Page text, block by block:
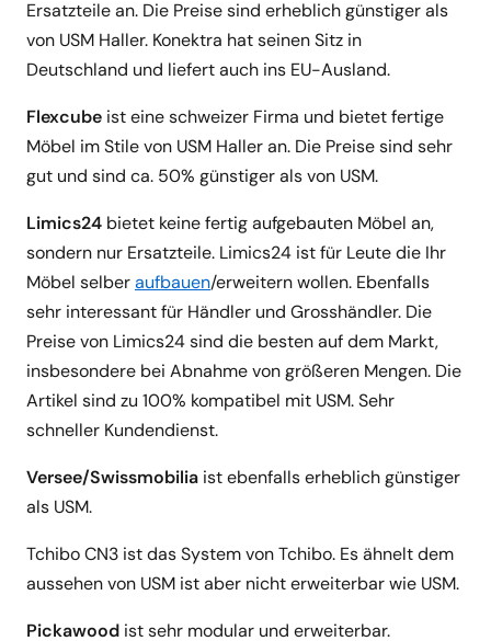
Ersatzteile an. Die Preise sind erheblich günstiger als
von USM Haller. Konektra hat seinen Sitz in
Deutschland und liefert auch ins EU-Ausland.
Flexcube ist eine schweizer Firma und bietet fertige
Möbel im Stile von USM Haller an. Die Preise sind sehr
gut und sind ca. 50% günstiger als von USM.
Limics24 bietet keine fertig aufgebauten Möbel an,
sondern nur Ersatzteile. Limics24 ist für Leute die Ihr
Möbel selberaufbauen/erweitern wollen. Ebenfalls
sehr interessant für Händler und Grosshändler. Die
Preise von Limics24 sind die besten auf dem Markt,
insbesondere bei Abnahme von größeren Mengen. Die
Artikel sind zu 100% kompatibel mit USM. Sehr
schneller Kundendienst.
Versee/Swissmobilia ist ebenfalls erheblich günstiger
als USM.
Tchibo CN3 ist das System von Tchibo. Es ähnelt dem
aussehen von USM ist aber nicht erweiterbar wie USM.
Pickawood ist sehr modular und erweiterbar.